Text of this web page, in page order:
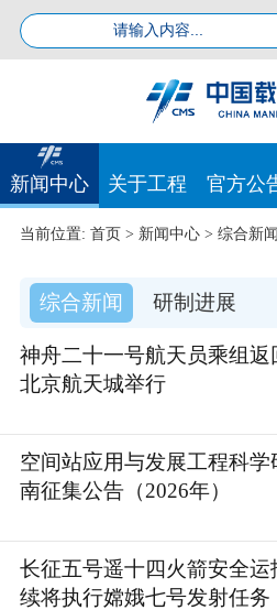
新闻中心 关于工程 官方公
综合新闻 研制进展
当前位置: 首页> 新闻中心> 综合新闻
神舟二十一号航天员乘组
北京航天城举行
空间站应用与发展工程科
南征集公告（2026年）
长征五号遥十四火箭安全
续将执行嫦娥七号发射任务